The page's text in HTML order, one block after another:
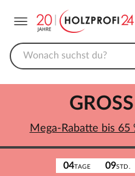
04TAGE 09STD.
Mega-Rabatte bis 65